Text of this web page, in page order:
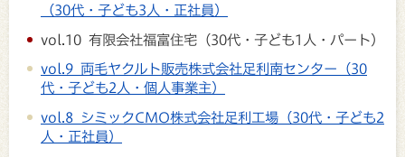
（30代・子ども3人・正社員）
vol.10 有限会社福富住宅（30代・子ども1人・パート）
vol.9 両毛ヤクルト販売株式会社足利南センター（30
代・子ども2人・個人事業主）
vol.8 シミックCMO株式会社足利工場（30代・子ども2
人・正社員）